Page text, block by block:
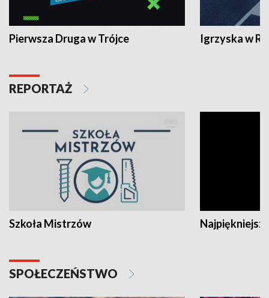
Pierwsza Druga w Trójce Igrzyska w
REPORTAŻ
Szkoła Mistrzów
SPOŁECZEŃSTWO